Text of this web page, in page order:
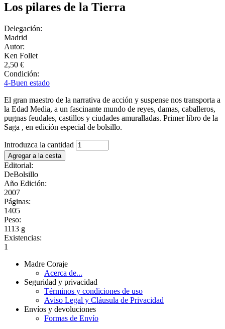
Los pilares de la Tierra
Delegación:
Madrid
Autor:
Ken Follet
2,50 €
Condición:
4-Buen estado
El gran maestro de la narrativa de acción y suspense nos transporta a
la Edad Media, a un fascinante mundo de reyes, damas, caballeros,
pugnas feudales, castillos y ciudades amuralladas. Primer libro de la
Saga , en edición especial de bolsillo.
Introduzca la cantidad
Editorial:
DeBolsillo
Año Edición:
2007
Páginas:
1405
Peso:
1113 g
Existencias:
1
Madre Coraje
Acerca de...
Seguridad y privacidad
Términos y condiciones de uso
Aviso Legal y Cláusula de Privacidad
Envíos y devoluciones
Formas de Envío